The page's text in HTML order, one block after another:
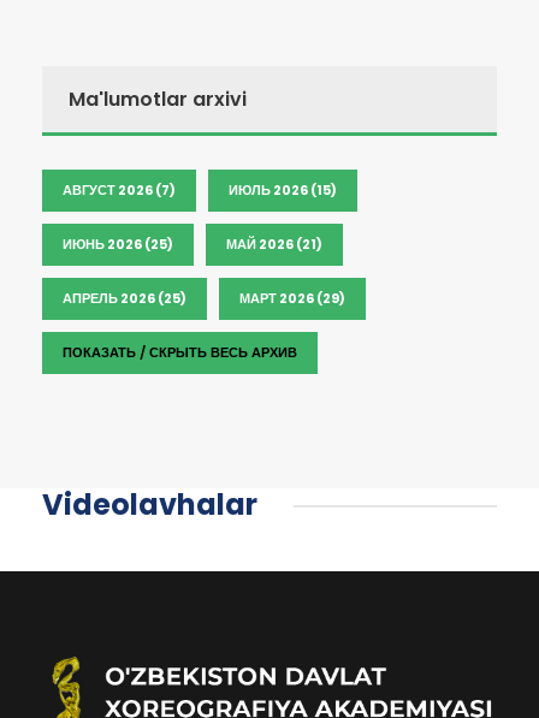
Ma'lumotlar arxivi
АВГУСТ 2026 (7) ИЮЛЬ 2026 (15)
ИЮНЬ 2026 (25) МАЙ 2026 (21)
АПРЕЛЬ 2026 (25) МАРТ 2026 (29)
ПОКАЗАТЬ / СКРЫТЬ ВЕСЬ АРХИВ
Videolavhalar